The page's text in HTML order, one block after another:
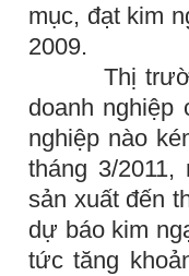
mục, đạt kim
2009.
Thị trường
doanh nghiệp
nghiệp nào
tháng 3/
sản xuất đến
dự báo kim
tức tăng